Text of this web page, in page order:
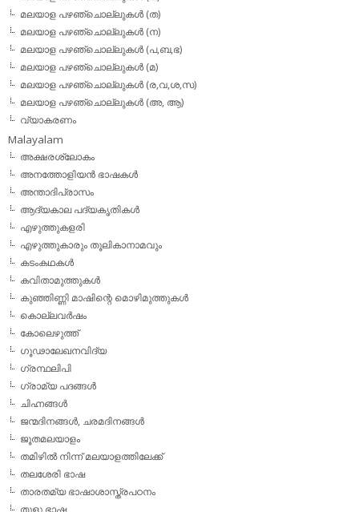
മലയാള പഴഞ്ചൊല്ലുകള്‍ (ത)
മലയാള പഴഞ്ചൊല്ലുകള്‍ (ന)
മലയാള പഴഞ്ചൊല്ലുകള്‍ (പ,ബ,ഭ)
മലയാള പഴഞ്ചൊല്ലുകള്‍ (മ)
മലയാള പഴഞ്ചൊല്ലുകള്‍ (ര,വ,ശ,സ)
മലയാള പഴഞ്ചൊല്ലുകൾ (അ, ആ)
വ്യാകരണം
Malayalam
അക്ഷരശ്ലോകം
അനത്തോളിയന്‍ ഭാഷകള്‍
അന്താദിപ്രാസം
ആദ്യകാല പദ്യകൃതികള്‍
എഴുത്തുകളരി
എഴുത്തുകാരും തൂലികാനാമവും
കടംകഥകള്‍
കവിതാമുത്തുകള്‍
കുഞ്ഞിണ്ണി മാഷിന്റെ മൊഴിമുത്തുകള്‍
കൊല്ലവര്‍ഷം
കോലെഴുത്ത്
ഗൂഢാലേഖനവിദ്യ
ഗ്രന്ഥലിപി
ഗ്രാമ്യ പദങ്ങള്‍
ചിഹ്നങ്ങള്‍
ജന്മദിനങ്ങള്‍, ചരമദിനങ്ങള്‍
ജൂതമലയാളം
തമിഴില്‍ നിന്ന് മലയാളത്തിലേക്ക്
തലശേരി ഭാഷ
താരതമ്യ ഭാഷാശാസ്ത്രപഠനം
തുളു ഭാഷ